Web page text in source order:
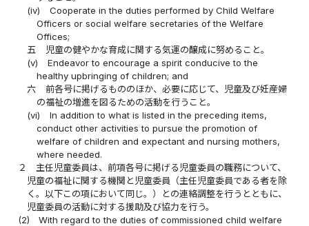
(iv)
Cooperate in the duties performed by Child Welfare
Officers or social welfare secretaries of the Welfare
Offices;
五
児童の健やかな育成に関する気運の醸成に努めること。
(v)
Endeavor to encourage a spirit conducive to the
healthy upbringing of children; and
六
前各号に掲げるもののほか、必要に応じて、児童及び妊産婦
の福祉の増進を図るための活動を行うこと。
(vi)
In addition to what is listed in the preceding items,
conduct other activities to pursue the promotion of
welfare of children and expectant and nursing mothers,
where needed.
２
主任児童委員は、前項各号に掲げる児童委員の職務について、
児童の福祉に関する機関と児童委員（主任児童委員である者を除
く。以下この項において同じ。）との連絡調整を行うとともに、
児童委員の活動に対する援助及び協力を行う。
(2)
With regard to the duties of commissioned child welfare